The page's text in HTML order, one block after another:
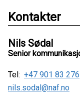
Kontakter
Nils Sødal
Senior
Tel: +47 901 83 276
nils.sodal@naf.no